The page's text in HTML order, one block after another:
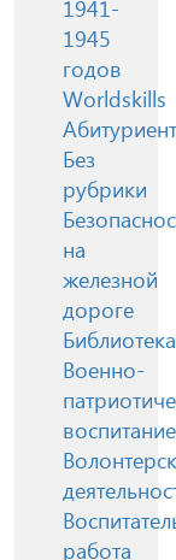
1941-
1945
годов
Worldskills
Без
рубрики
на
железной
дороге
Библиотека
Военно-
воспитание
работа